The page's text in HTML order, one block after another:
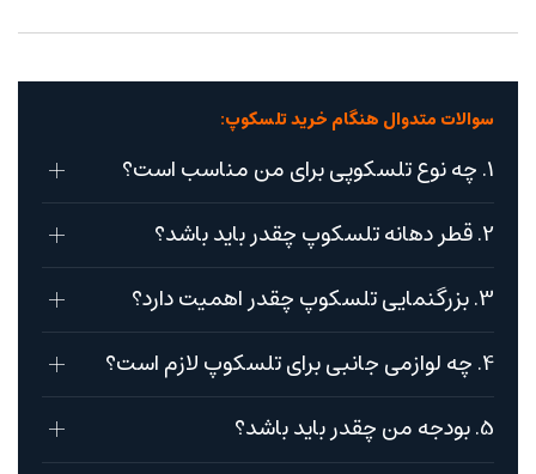
سوالات متدوال هنگام خرید تلسکوپ:
1. چه نوع تلسکوپی برای من مناسب است؟
2. قطر دهانه تلسکوپ چقدر باید باشد؟
3. بزرگنمایی تلسکوپ چقدر اهمیت دارد؟
4. چه لوازمی جانبی برای تلسکوپ لازم است؟
5. بودجه من چقدر باید باشد؟